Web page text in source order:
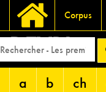
Corpus
DEVRI
a b ch